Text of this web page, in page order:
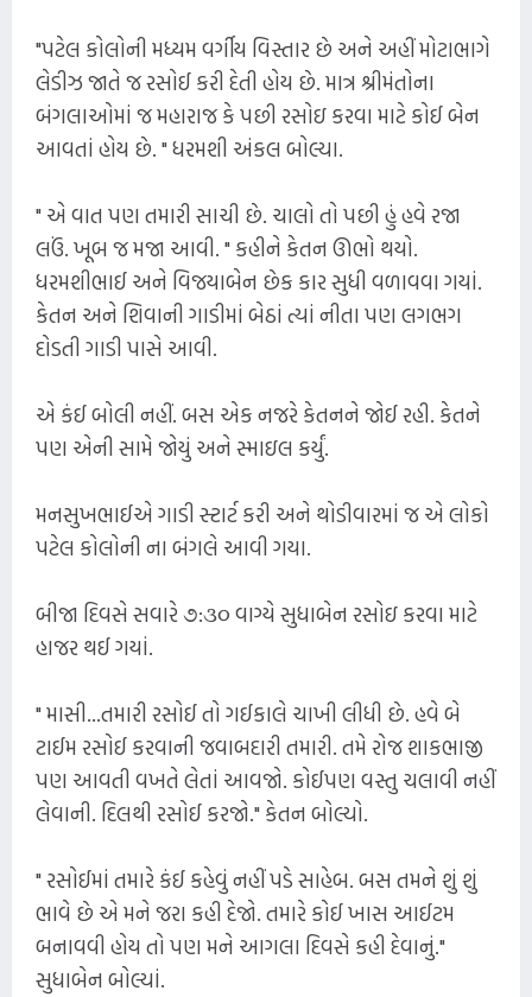
"પટેલ કોલોની મધ્યમ વર્ગીય વિસ્તાર છે અને અહીં મોટાભાગે
લેડીઝ જાતે જ રસોઈ કરી દેતી હોય છે. માત્ર શ્રીમંતોના
બંગલાઓમાં જ મહારાજ કે પછી રસોઇ કરવા માટે કોઈ બેન
આવતાં હોય છે. " ધરમશી અંકલ બોલ્યા.
" એ વાત પણ તમારી સાચી છે. ચાલો તો પછી હું હવે રજા
લઉં. ખૂબ જ મજા આવી. " કહીને કેતન ઊભો થયો.
ધરમશીભાઈ અને વિજયાબેન છેક કાર સુધી વળાવવા ગયાં.
કેતન અને શિવાની ગાડીમાં બેઠાં ત્યાં નીતા પણ લગભગ
દોડતી ગાડી પાસે આવી.
એ કંઈ બોલી નહીં. બસ એક નજરે કેતનને જોઈ રહી. કેતને
પણ એની સામે જોયું અને સ્માઇલ કર્યું.
મનસુખભાઈએ ગાડી સ્ટાર્ટ કરી અને થોડીવારમાં જ એ લોકો
પટેલ કોલોની ના બંગલે આવી ગયા.
બીજા દિવસે સવારે ૭:૩૦ વાગ્યે સુધાબેન રસોઇ કરવા માટે
હાજર થઈ ગયાં.
" માસી...તમારી રસોઈ તો ગઈકાલે ચાખી લીધી છે. હવે બે
ટાઈમ રસોઈ કરવાની જવાબદારી તમારી. તમે રોજ શાકભાજી
પણ આવતી વખતે લેતાં આવજો. કોઈપણ વસ્તુ ચલાવી નહીં
લેવાની. દિલથી રસોઈ કરજો." કેતન બોલ્યો.
" રસોઈમાં તમારે કંઈ કહેવું નહીં પડે સાહેબ. બસ તમને શું શું
ભાવે છે એ મને જરા કહી દેજો. તમારે કોઈ ખાસ આઈટમ
બનાવવી હોય તો પણ મને આગલા દિવસે કહી દેવાનું."
સુધાબેન બોલ્યાં.